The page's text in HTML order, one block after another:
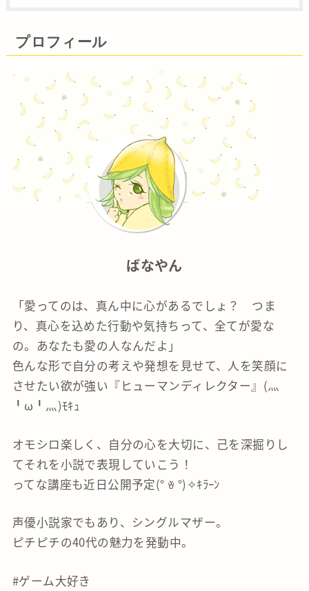
プロフィール
ばなやん
「愛ってのは、真ん中に心があるでしょ？ つま
り、真心を込めた行動や気持ちって、全てが愛な
の。あなたも愛の人なんだよ」
色んな形で自分の考えや発想を見せて、人を笑顔に
させたい欲が強い『ヒューマンディレクター』(灬
╹ω╹灬)ﾓｷｭ
オモシロ楽しく、自分の心を大切に、己を深掘りし
てそれを小説で表現していこう！
ってな講座も近日公開予定(° ꈊ °)✧ｷﾗｰﾝ
声優小説家でもあり、シングルマザー。
ピチピチの40代の魅力を発動中。
#ゲーム大好き